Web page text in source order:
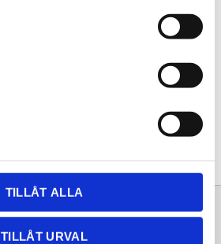
TILLÅT ALLA
TILLÅT URVAL
Lagervara
20261683
Information